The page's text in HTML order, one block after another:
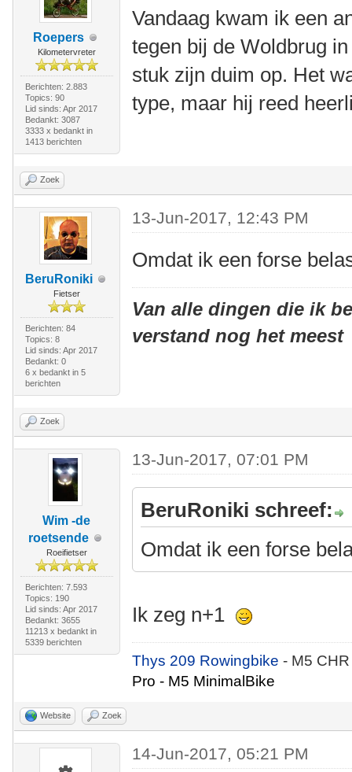
Roepers
Kilometervreter
Berichten: 2.883
Topics: 90
Lid sinds: Apr 2017
Bedankt: 3087
3333 x bedankt in
1413 berichten
Vandaag kwam ik een
tegen bij de Woldbrug
stuk zijn duim op. Het
type, maar hij reed
Zoek
BeruRoniki
Fietser
Berichten: 84
Topics: 8
Lid sinds: Apr 2017
Bedankt: 0
6 x bedankt in 5
berichten
13-Jun-2017, 12:43 PM
Omdat ik een forse
Van alle dingen die ik
verstand nog het meest
Zoek
Wim -de
roetsende
Roeifietser
Berichten: 7.593
Topics: 190
Lid sinds: Apr 2017
Bedankt: 3655
11213 x bedankt in
5339 berichten
13-Jun-2017, 07:01 PM
BeruRoniki schreef:
Omdat ik een forse
Ik zeg n+1
Thys 209 Rowingbike- M5
Pro - M5 MinimalBike
Website Zoek
14-Jun-2017, 05:21 PM